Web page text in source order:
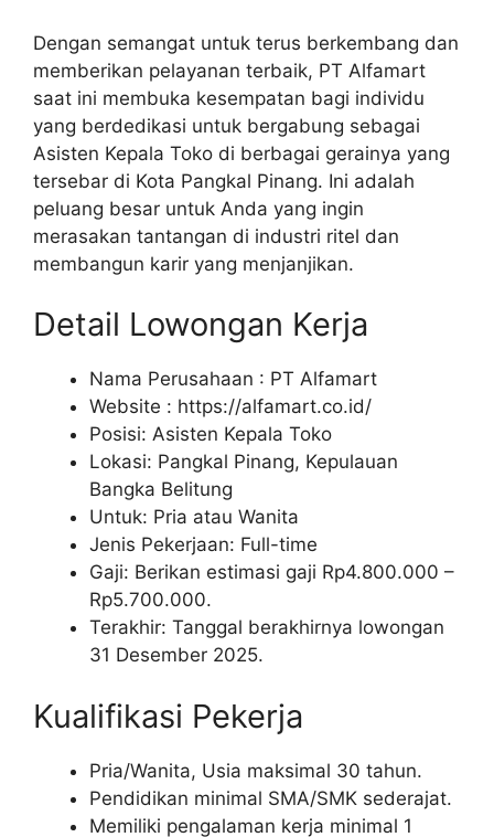
Dengan semangat untuk terus berkembang dan
memberikan pelayanan terbaik, PT Alfamart
saat ini membuka kesempatan bagi individu
yang berdedikasi untuk bergabung sebagai
Asisten Kepala Toko di berbagai gerainya yang
tersebar di Kota Pangkal Pinang. Ini adalah
peluang besar untuk Anda yang ingin
merasakan tantangan di industri ritel dan
membangun karir yang menjanjikan.
Detail Lowongan Kerja
Nama Perusahaan : PT Alfamart
Website : https://alfamart.co.id/
Posisi: Asisten Kepala Toko
Lokasi: Pangkal Pinang, Kepulauan
Bangka Belitung
Untuk: Pria atau Wanita
Jenis Pekerjaan: Full-time
Gaji: Berikan estimasi gaji Rp4.800.000 –
Rp5.700.000.
Terakhir: Tanggal berakhirnya lowongan
31 Desember 2025.
Kualifikasi Pekerja
Pria/Wanita, Usia maksimal 30 tahun.
Pendidikan minimal SMA/SMK sederajat.
Memiliki pengalaman kerja minimal 1